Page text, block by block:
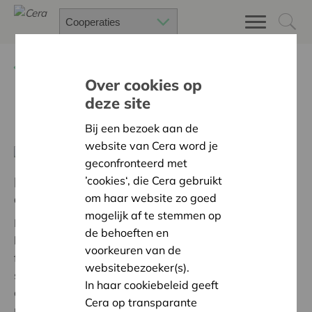
Medewerkersparticipatie
Hoe betrek je je medewerkers in een
onderneming?
Binnen participatief ondernemen zijn er twee
belangrijke pijlers: inspraak & betrokkenheid en
financiële participatie. De meest verregaande van dit
spectrum is wellicht eenwerkerscoöperatie
ondernemingen in mede-eigendom van de
Over cookies op
deze site
Bij een bezoek aan de
website van Cera word je
geconfronteerd met
’cookies‘, die Cera gebruikt
om haar website zo goed
mogelijk af te stemmen op
de behoeften en
voorkeuren van de
websitebezoeker(s).
In haar cookiebeleid geeft
Cera op transparante